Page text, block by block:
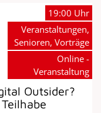
Outsider?
19:00 Uhr
Veranstaltungen,
Senioren, Vorträge
Online -
Veranstaltung